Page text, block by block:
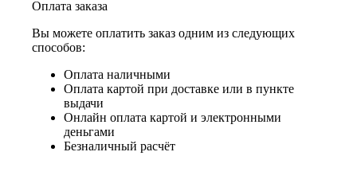
Оплата заказа
Вы можете оплатить заказ одним из следующих
способов:
Оплата наличными
Оплата картой при доставке или в пункте
выдачи
Онлайн оплата картой и электронными
деньгами
Безналичный расчёт